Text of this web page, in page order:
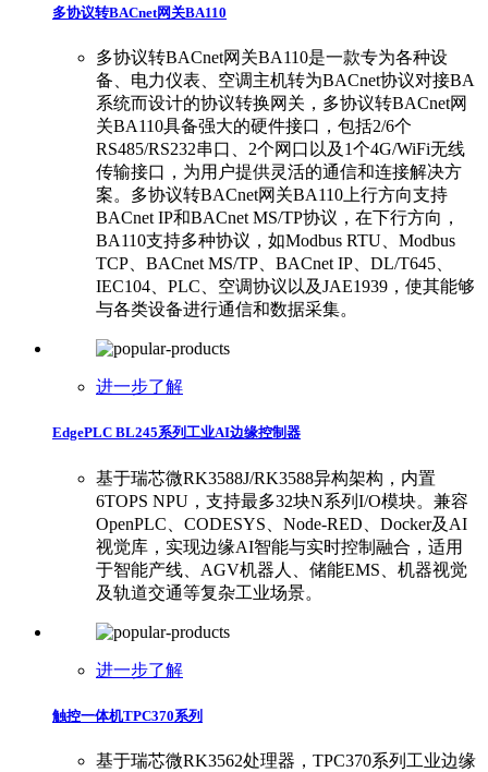
多协议转BACnet网关BA110
多协议转BACnet网关BA110是一款专为各种设
备、电力仪表、空调主机转为BACnet协议对接BA
系统而设计的协议转换网关，多协议转BACnet网
关BA110具备强大的硬件接口，包括2/6个
RS485/RS232串口、2个网口以及1个4G/WiFi无线
传输接口，为用户提供灵活的通信和连接解决方
案。多协议转BACnet网关BA110上行方向支持
BACnet IP和BACnet MS/TP协议，在下行方向，
BA110支持多种协议，如Modbus RTU、Modbus
TCP、BACnet MS/TP、BACnet IP、DL/T645、
IEC104、PLC、空调协议以及JAE1939，使其能够
与各类设备进行通信和数据采集。
进一步了解
EdgePLC BL245系列工业AI边缘控制器
基于瑞芯微RK3588J/RK3588异构架构，内置
6TOPS NPU，支持最多32块N系列I/O模块。兼容
OpenPLC、CODESYS、Node-RED、Docker及AI
视觉库，实现边缘AI智能与实时控制融合，适用
于智能产线、AGV机器人、储能EMS、机器视觉
及轨道交通等复杂工业场景。
进一步了解
触控一体机TPC370系列
基于瑞芯微RK3562处理器，TPC370系列工业边缘